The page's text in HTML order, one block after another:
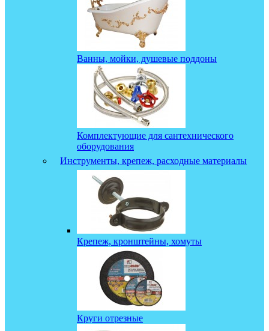
Ванны, мойки, душевые поддоны
Комплектующие для сантехнического
оборудования
Инструменты, крепеж, расходные материалы
Крепеж, кронштейны, хомуты
Круги отрезные